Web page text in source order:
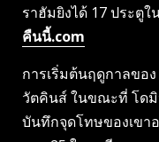
ราฮัมยิงได้ 17 ประตูใ
คืนนี้.com
การเริ่มต้นฤดูกาลขอ
วัตคินส์ ในขณะที่ โดมิ
บันทึกจุดโทษของเขา